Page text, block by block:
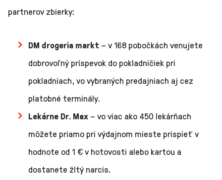
partnerov zbierky:
DM drogeria markt – v 168 pobočkách venujete
dobrovoľný príspevok do pokladničiek pri
pokladniach, vo vybraných predajniach aj cez
platobné terminály.
Lekárne Dr. Max – vo viac ako 450 lekárňach
môžete priamo pri výdajnom mieste prispieť v
hodnote od 1 € v hotovosti alebo kartou a
dostanete žltý narcis.